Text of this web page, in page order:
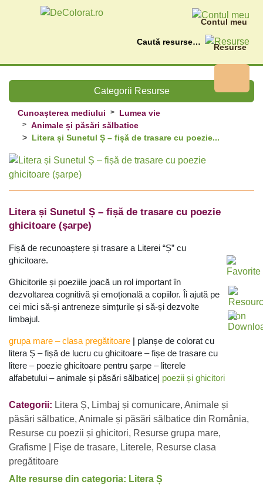
Contul meu
Resurse
Caută
Categorii Resurse
Cunoașterea mediului
Lumea vie
Animale și păsări sălbatice
Litera și Sunetul Ș – fișă de trasare cu poezie...
Litera și Sunetul Ș – fișă de trasare cu poezie
ghicitoare (șarpe)
Fișă de recunoaștere și trasare a Literei “Ș” cu
ghicitoare.
Ghicitorile și poeziile joacă un rol important în
dezvoltarea cognitivă și emoțională a copiilor. Îi ajută pe
cei mici să-și antreneze simțurile și să-și dezvolte
limbajul.
grupa mare – clasa pregătitoare | planșe de colorat cu
litera Ș – fișă de lucru cu ghicitoare – fișe de trasare cu
litere – poezie ghicitoare pentru șarpe – literele
alfabetului – animale și păsări sălbatice| poezii și ghicitori
Categorii: Litera Ș, Limbaj și comunicare, Animale și
păsări sălbatice, Animale și păsări sălbatice din România,
Resurse cu poezii și ghicitori, Resurse grupa mare,
Grafisme | Fișe de trasare, Literele, Resurse clasa
pregătitoare
Alte resurse din categoria: Litera Ș